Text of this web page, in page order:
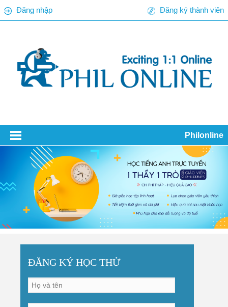
Đăng nhập Đăng ký thành viên
Philonline
ĐĂNG KÝ HỌC THỬ